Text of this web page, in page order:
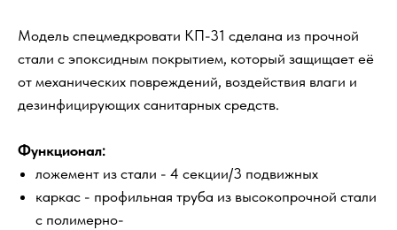
Модель спецмедкровати КП-31 сделана из прочной
стали с эпоксидным покрытием, который защищает её
от механических повреждений, воздействия влаги и
дезинфицирующих санитарных средств.
Функционал:
ложемент из стали - 4 секции/3 подвижных
каркас - профильная труба из высокопрочной стали
с полимерно-